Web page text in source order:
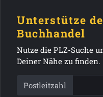
Unterstütze
Buchhandel
Nutze die PLZ-Suche
Deiner Nähe zu finden.
Postleitzahl